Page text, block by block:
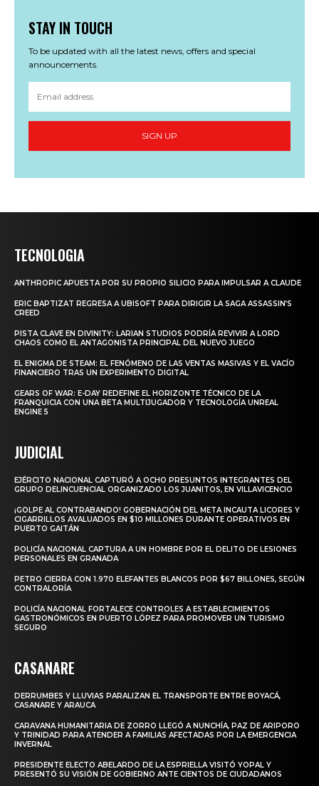
STAY IN TOUCH
To be updated with all the latest news, offers and special
announcements.
SIGN UP
TECNOLOGIA
ANTHROPIC APUESTA POR SU PROPIO SILICIO PARA IMPULSAR A CLAUDE
ERIC BAPTIZAT REGRESA A UBISOFT PARA DIRIGIR LA SAGA ASSASSIN’S
CREED
PISTA CLAVE EN DIVINITY: LARIAN STUDIOS PODRÍA REVIVIR A LORD
CHAOS COMO EL ANTAGONISTA PRINCIPAL DEL NUEVO JUEGO
EL ENIGMA DE STEAM: EL FENÓMENO DE LAS VENTAS MASIVAS Y EL VACÍO
FINANCIERO TRAS UN EXPERIMENTO DIGITAL
GEARS OF WAR: E-DAY REDEFINE EL HORIZONTE TÉCNICO DE LA
FRANQUICIA CON UNA BETA MULTIJUGADOR Y TECNOLOGÍA UNREAL
ENGINE 5
JUDICIAL
EJÉRCITO NACIONAL CAPTURÓ A OCHO PRESUNTOS INTEGRANTES DEL
GRUPO DELINCUENCIAL ORGANIZADO LOS JUANITOS, EN VILLAVICENCIO
¡GOLPE AL CONTRABANDO! GOBERNACIÓN DEL META INCAUTA LICORES Y
CIGARRILLOS AVALUADOS EN $10 MILLONES DURANTE OPERATIVOS EN
PUERTO GAITÁN
POLICÍA NACIONAL CAPTURA A UN HOMBRE POR EL DELITO DE LESIONES
PERSONALES EN GRANADA
PETRO CIERRA CON 1.970 ELEFANTES BLANCOS POR $67 BILLONES, SEGÚN
CONTRALORÍA
POLICÍA NACIONAL FORTALECE CONTROLES A ESTABLECIMIENTOS
GASTRONÓMICOS EN PUERTO LÓPEZ PARA PROMOVER UN TURISMO
SEGURO
CASANARE
DERRUMBES Y LLUVIAS PARALIZAN EL TRANSPORTE ENTRE BOYACÁ,
CASANARE Y ARAUCA
CARAVANA HUMANITARIA DE ZORRO LLEGÓ A NUNCHÍA, PAZ DE ARIPORO
Y TRINIDAD PARA ATENDER A FAMILIAS AFECTADAS POR LA EMERGENCIA
INVERNAL
PRESIDENTE ELECTO ABELARDO DE LA ESPRIELLA VISITÓ YOPAL Y
PRESENTÓ SU VISIÓN DE GOBIERNO ANTE CIENTOS DE CIUDADANOS